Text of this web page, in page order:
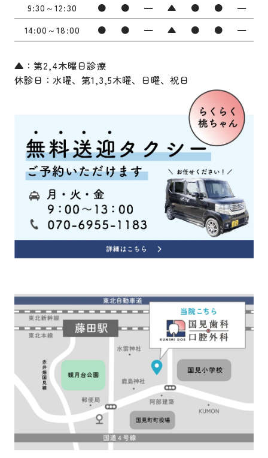
9:30～12:30 ● ● ━ ▲ ● ●
━
14:00～18:00
● ● ━ ▲ ● ● ━
▲：第2,4木曜日診療
休診日：水曜、第1,3,5木曜、日曜、祝日